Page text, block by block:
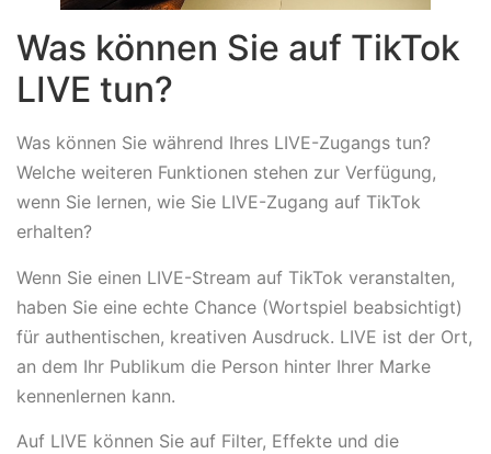
Was können Sie auf TikTok
LIVE tun?
Was können Sie während Ihres LIVE-Zugangs tun?
Welche weiteren Funktionen stehen zur Verfügung,
wenn Sie lernen, wie Sie LIVE-Zugang auf TikTok
erhalten?
Wenn Sie einen LIVE-Stream auf TikTok veranstalten,
haben Sie eine echte Chance (Wortspiel beabsichtigt)
für authentischen, kreativen Ausdruck. LIVE ist der Ort,
an dem Ihr Publikum die Person hinter Ihrer Marke
kennenlernen kann.
Auf LIVE können Sie auf Filter, Effekte und die